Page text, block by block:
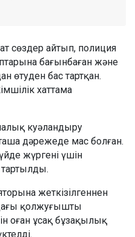
сөздер айтып, полиция
бағынбаған және
өтуден бас тартқан.
хаттама
куәландыру
дәрежеде мас болған.
жүргені үшін
тартылды.
жеткізілгеннен
қолжуғышты
оған ұсақ бұзақылық